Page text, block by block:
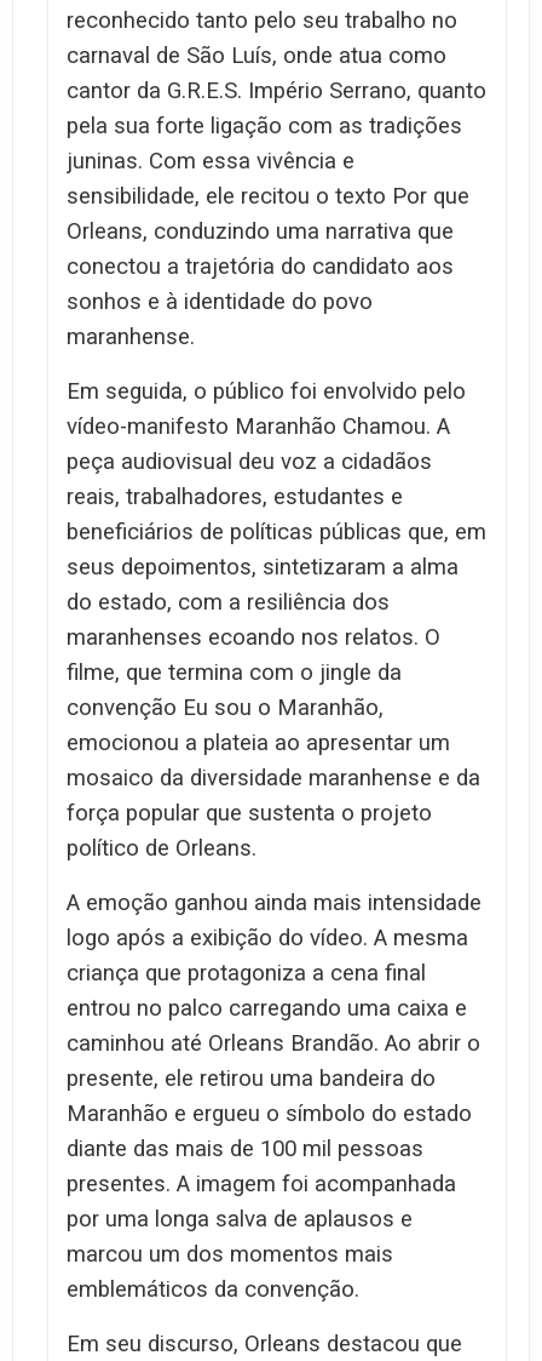
reconhecido tanto pelo seu trabalho no
carnaval de São Luís, onde atua como
cantor da G.R.E.S. Império Serrano, quanto
pela sua forte ligação com as tradições
juninas. Com essa vivência e
sensibilidade, ele recitou o texto Por que
Orleans, conduzindo uma narrativa que
conectou a trajetória do candidato aos
sonhos e à identidade do povo
maranhense.
Em seguida, o público foi envolvido pelo
vídeo-manifesto Maranhão Chamou. A
peça audiovisual deu voz a cidadãos
reais, trabalhadores, estudantes e
beneficiários de políticas públicas que, em
seus depoimentos, sintetizaram a alma
do estado, com a resiliência dos
maranhenses ecoando nos relatos. O
filme, que termina com o jingle da
convenção Eu sou o Maranhão,
emocionou a plateia ao apresentar um
mosaico da diversidade maranhense e da
força popular que sustenta o projeto
político de Orleans.
A emoção ganhou ainda mais intensidade
logo após a exibição do vídeo. A mesma
criança que protagoniza a cena final
entrou no palco carregando uma caixa e
caminhou até Orleans Brandão. Ao abrir o
presente, ele retirou uma bandeira do
Maranhão e ergueu o símbolo do estado
diante das mais de 100 mil pessoas
presentes. A imagem foi acompanhada
por uma longa salva de aplausos e
marcou um dos momentos mais
emblemáticos da convenção.
Em seu discurso, Orleans destacou que